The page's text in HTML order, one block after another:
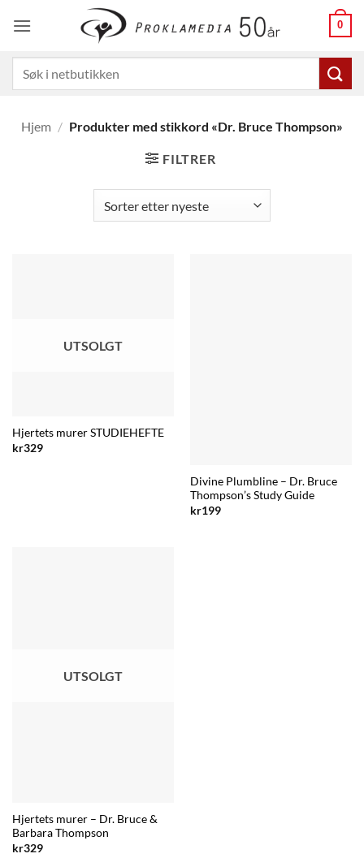
0
etter:
Hjem / Produkter med stikkord «Dr. Bruce Thompson»
FILTRER
UTSOLGT
Hjertets murer STUDIEHEFTE
kr329
Divine Plumbline – Dr. Bruce
Thompson’s Study Guide
kr199
UTSOLGT
Hjertets murer – Dr. Bruce &
Barbara Thompson
kr329